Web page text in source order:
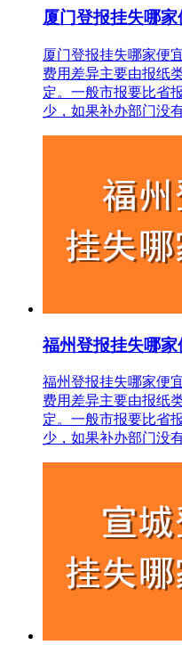
厦门登报挂失哪
厦门登报挂失哪家便
费用差异主要由报纸
定。一般市报要比省
少，如果补办部门没
福州登报挂失哪
福州登报挂失哪家便
费用差异主要由报纸
定。一般市报要比省
少，如果补办部门没